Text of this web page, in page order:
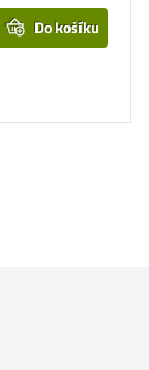
Do košíku